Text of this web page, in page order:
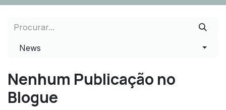
News
Nenhum Publicação no
Blogue